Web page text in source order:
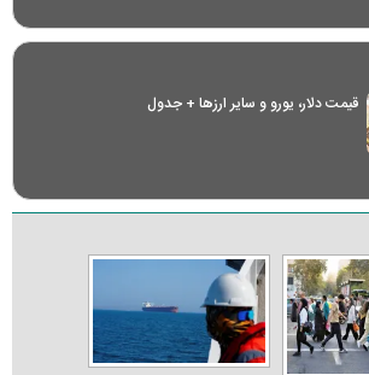
قیمت دلار، یورو و سایر ارز‌ها + جدول